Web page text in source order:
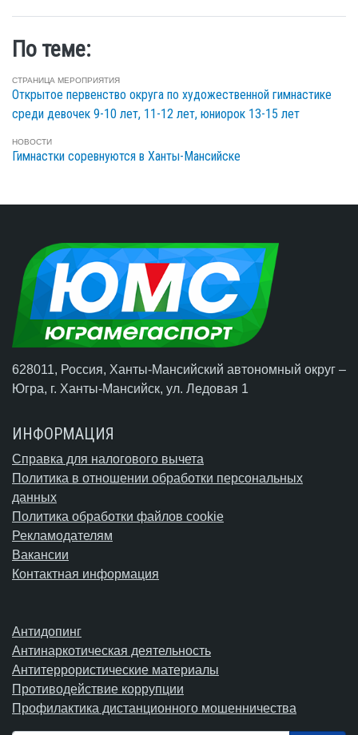
По теме:
СТРАНИЦА МЕРОПРИЯТИЯ
Открытое первенство округа по художественной гимнастике
среди девочек 9-10 лет, 11-12 лет, юниорок 13-15 лет
НОВОСТИ
Гимнастки соревнуются в Ханты-Мансийске
628011, Россия, Ханты-Мансийский автономный округ –
Югра, г. Ханты-Мансийск, ул. Ледовая 1
ИНФОРМАЦИЯ
Справка для налогового вычета
Политика в отношении обработки персональных
данных
Политика обработки файлов cookie
Рекламодателям
Вакансии
Контактная информация
Антидопинг
Антинаркотическая деятельность
Антитеррористические материалы
Противодействие коррупции
Профилактика дистанционного мошенничества